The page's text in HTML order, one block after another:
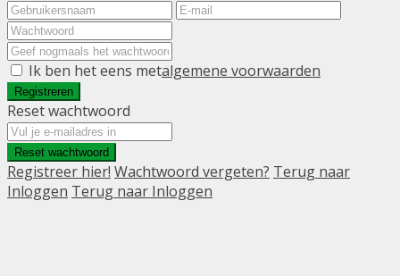
Ik ben het eens metalgemene voorwaarden
Registreren
Reset wachtwoord
Reset wachtwoord
Registreer hier! Wachtwoord vergeten? Terug naar
Inloggen Terug naar Inloggen